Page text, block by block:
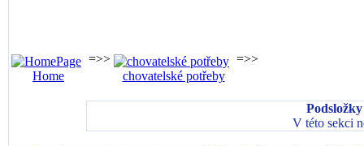
Home
=>>
chovatelské potřeby
=>>
V této sekci